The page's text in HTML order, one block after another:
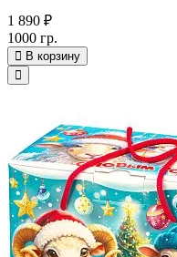
1 890 ₽
1000 гр.
В корзину